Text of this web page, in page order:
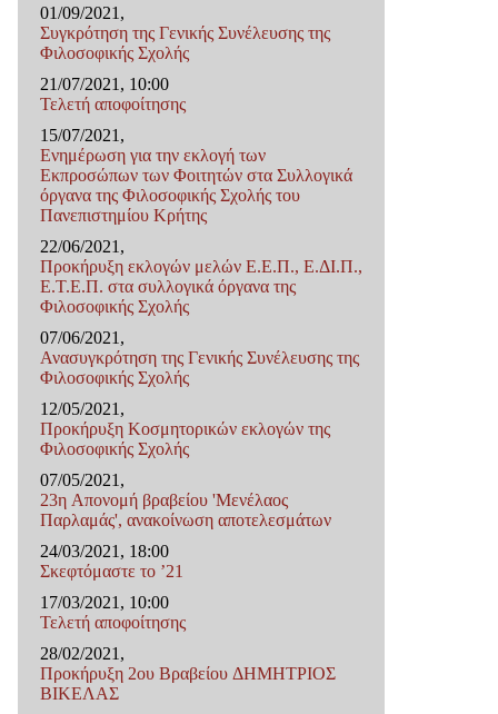
01/09/2021,
Συγκρότηση της Γενικής Συνέλευσης της
Φιλοσοφικής Σχολής
21/07/2021, 10:00
Τελετή αποφοίτησης
15/07/2021,
Ενημέρωση για την εκλογή των
Εκπροσώπων των Φοιτητών στα Συλλογικά
όργανα της Φιλοσοφικής Σχολής του
Πανεπιστημίου Κρήτης
22/06/2021,
Προκήρυξη εκλογών μελών Ε.Ε.Π., Ε.ΔΙ.Π.,
Ε.Τ.Ε.Π. στα συλλογικά όργανα της
Φιλοσοφικής Σχολής
07/06/2021,
Ανασυγκρότηση της Γενικής Συνέλευσης της
Φιλοσοφικής Σχολής
12/05/2021,
Προκήρυξη Κοσμητορικών εκλογών της
Φιλοσοφικής Σχολής
07/05/2021,
23η Απονομή βραβείου 'Μενέλαος
Παρλαμάς', ανακοίνωση αποτελεσμάτων
24/03/2021, 18:00
Σκεφτόμαστε το ’21
17/03/2021, 10:00
Τελετή αποφοίτησης
28/02/2021,
Προκήρυξη 2ου Βραβείου ΔΗΜΗΤΡΙΟΣ
ΒΙΚΕΛΑΣ